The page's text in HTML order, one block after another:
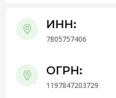
ИНН:
7805757406
ОГРН:
1197847203729